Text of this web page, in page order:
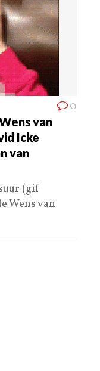
0
van
Icke
van
(gif
Wens van